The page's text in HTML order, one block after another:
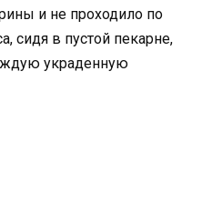
и не проходило по
сидя в пустой пекарне,
украденную